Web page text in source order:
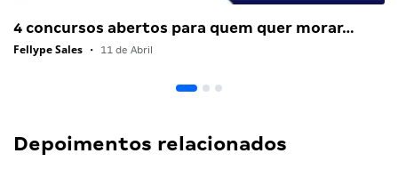
4 concursos abertos para quem quer morar…
Fellype Sales • 11 de Abril
Depoimentos relacionados